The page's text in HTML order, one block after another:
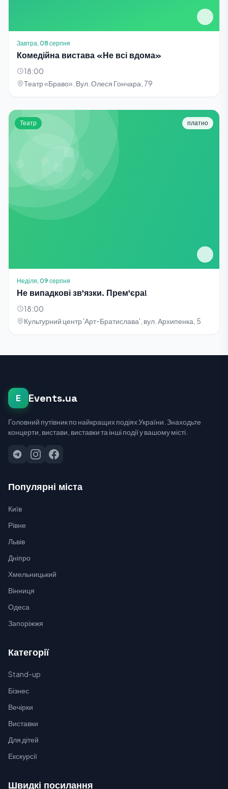
Завтра, 08 серпня
Комедійна вистава «Не всі вдома»
18:00
Театр «Браво». Вул. Олеся Гончара, 79
Театр платно
Неділя, 09 серпня
Не випадкові зв'язки. Прем'єра!
18:00
Культурний центр 'Арт-Братислава', вул. Архипенка, 5
E Events.ua
Головний путівник по найкращих подіях України. Знаходьте
концерти, вистави, виставки та інші події у вашому місті.
Популярні міста
Київ
Рівне
Львів
Дніпро
Хмельницький
Вінниця
Одеса
Запоріжжя
Категорії
Stand-up
Бізнес
Вечірки
Виставки
Для дітей
Екскурсії
Швидкі посилання